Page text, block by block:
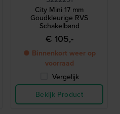
City Mini 17 mm
Goudkleurige RVS
Schakelband
€ 105,-
● Binnenkort weer op
voorraad
Vergelijk
Bekijk Product